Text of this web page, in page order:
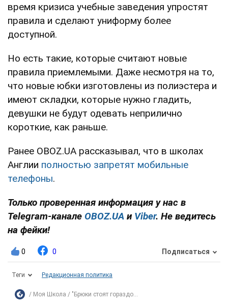
время кризиса учебные заведения упростят
правила и сделают униформу более
доступной.
Но есть такие, которые считают новые
правила приемлемыми. Даже несмотря на то,
что новые юбки изготовлены из полиэстера и
имеют складки, которые нужно гладить,
девушки не будут одевать неприлично
короткие, как раньше.
Ранее OBOZ.UA рассказывал, что в школах
Англии полностью запретят мобильные
телефоны.
Только проверенная информация у нас в
Telegram-канале OBOZ.UA и Viber. Не ведитесь
на фейки!
0 0 Подписаться
Теги Редакционная политика
Моя Школа "Брюки стоят гораздо...